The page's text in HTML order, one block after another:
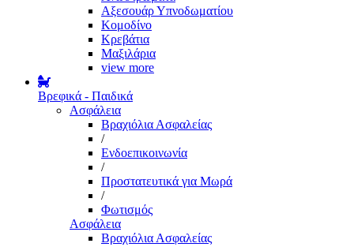
Αξεσουάρ Υπνοδωματίου
Κομοδίνο
Κρεβάτια
Μαξιλάρια
view more
Βρεφικά - Παιδικά
Ασφάλεια
Βραχιόλια Ασφαλείας
/
Ενδοεπικοινωνία
/
Προστατευτικά για Μωρά
/
Φωτισμός
Ασφάλεια
Βραχιόλια Ασφαλείας